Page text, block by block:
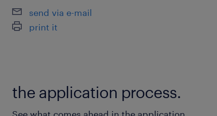
雇用期間
期間の定めなし
send via e-mail
print it
the application process.